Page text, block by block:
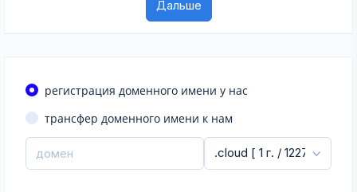
регистрация доменного имени у нас
трансфер доменного имени к нам